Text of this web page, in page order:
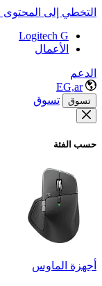
التخطي إلى المحتوى
Logitech G
الأعمال
الدعم
EG,ar
تسوق تسوق
حسب الفئة
أجهزة الماوس